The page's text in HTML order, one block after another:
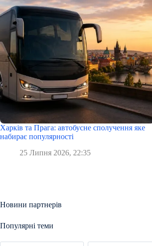
Харків та Прага: автобусне сполучення яке
набирає популярності
25 Липня 2026, 22:35
Новини партнерів
Популярні теми